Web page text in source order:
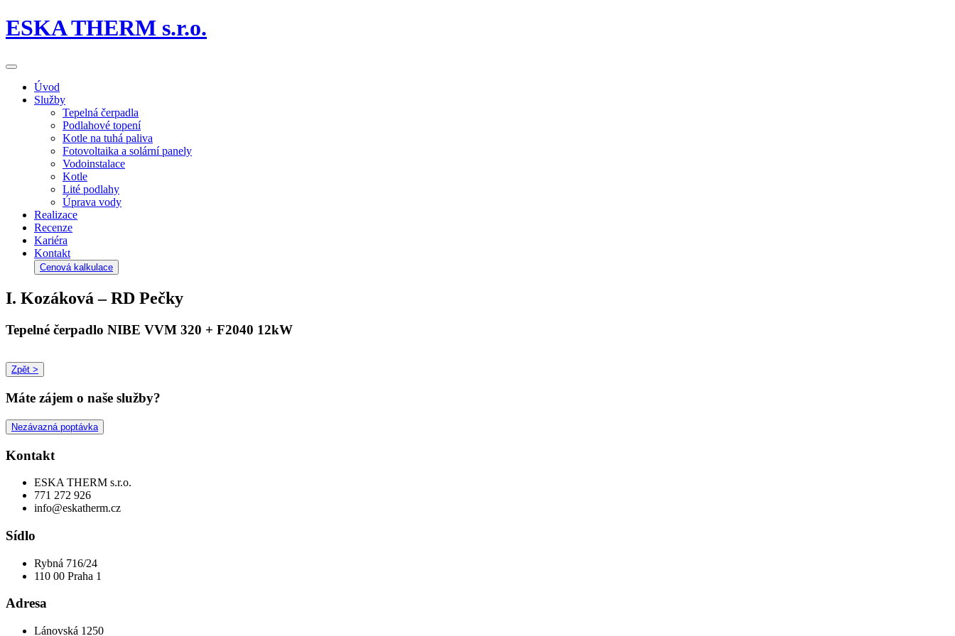
ESKA THERM s.r.o.
Úvod
Služby
Tepelná čerpadla
Podlahové topení
Kotle na tuhá paliva
Fotovoltaika a solární panely
Vodoinstalace
Kotle
Lité podlahy
Úprava vody
Realizace
Recenze
Kariéra
Kontakt
Cenová kalkulace
I. Kozáková – RD Pečky
Tepelné čerpadlo NIBE VVM 320 + F2040 12kW
Zpět >
Máte zájem o naše služby?
Nezávazná poptávka
Kontakt
ESKA THERM s.r.o.
771 272 926
info@eskatherm.cz
Sídlo
Rybná 716/24
110 00 Praha 1
Adresa
Lánovská 1250